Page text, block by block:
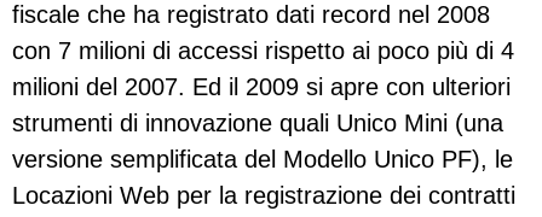
fiscale che ha registrato dati record nel 2008
con 7 milioni di accessi rispetto ai poco più di 4
milioni del 2007. Ed il 2009 si apre con ulteriori
strumenti di innovazione quali Unico Mini (una
versione semplificata del Modello Unico PF), le
Locazioni Web per la registrazione dei contratti